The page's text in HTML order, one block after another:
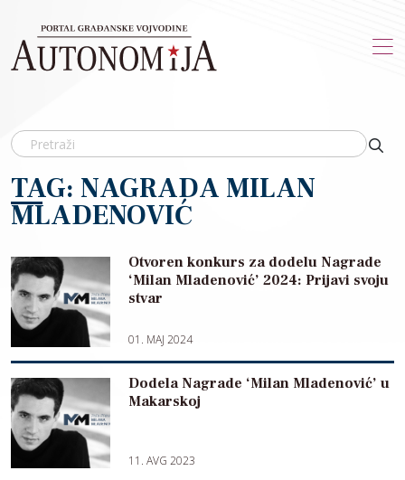
TAG: NAGRADA MILAN
MLADENOVIĆ
Otvoren konkurs za dodelu Nagrade
‘Milan Mladenović’ 2024: Prijavi svoju
stvar
01. MAJ 2024
Dodela Nagrade ‘Milan Mladenović’ u
Makarskoj
11. AVG 2023